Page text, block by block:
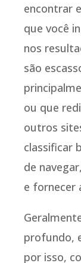
encontrar
que você
nos
são
ou que
outros
classificar
de
e fornecer
profundo,
por isso,